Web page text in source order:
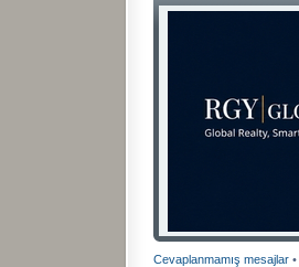
Cevaplanmamış mesajlar •